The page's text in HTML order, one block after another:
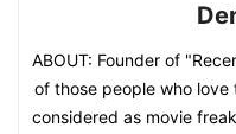
ABOUT: Founder of
of those people who
considered as movie